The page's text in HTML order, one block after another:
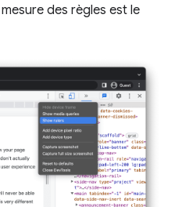
des règles est le